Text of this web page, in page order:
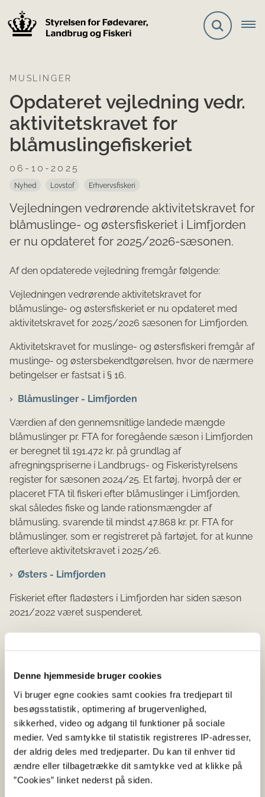
Denne hjemmeside bruger cookies
Vi bruger egne cookies samt cookies fra tredjepart til
besøgsstatistik, optimering af brugervenlighed,
sikkerhed, video og adgang til funktioner på sociale
medier. Ved samtykke til statistik registreres IP-adresser,
der aldrig deles med tredjeparter. Du kan til enhver tid
ændre eller tilbagetrække dit samtykke ved at klikke på
”Cookies” linket nederst på siden.
MUSLINGER
Opdateret vejledning vedr.
aktivitetskravet for
blåmuslingefiskeriet
06-10-2025
Nyhed Lovstof Erhvervsfiskeri
Vejledningen vedrørende aktivitetskravet for
blåmuslinge- og østersfiskeriet i Limfjorden
er nu opdateret for 2025/2026-sæsonen.
Af den opdaterede vejledning fremgår følgende:
Vejledningen vedrørende aktivitetskravet for
blåmuslinge- og østersfiskeriet er nu opdateret med
aktivitetskravet for 2025/2026 sæsonen for Limfjorden.
Aktivitetskravet for muslinge- og østersfiskeri fremgår af
muslinge- og østersbekendtgørelsen, hvor de nærmere
betingelser er fastsat i § 16.
Blåmuslinger - Limfjorden
Værdien af den gennemsnitlige landede mængde
blåmuslinger pr. FTA for foregående sæson i Limfjorden
er beregnet til 191.472 kr. på grundlag af
afregningspriserne i Landbrugs- og Fiskeristyrelsens
register for sæsonen 2024/25. Et fartøj, hvorpå der er
placeret FTA til ﬁskeri efter blåmuslinger i Limfjorden,
skal således ﬁske og lande rationsmængder af
blåmusling, svarende til mindst 47.868 kr. pr. FTA for
blåmuslinger, som er registreret på fartøjet, for at kunne
efterleve aktivitetskravet i 2025/26.
Østers - Limfjorden
Fiskeriet efter fladøsters i Limfjorden har siden sæson
2021/2022 været suspenderet.
blåmuslinge- og østersfiskeriet – Landbrugs- og
Fiskeristyrelsen
Læs mere i Bekendtgørelse nr. 2298 af 3. december
2021 Muslinge- og østersbekendtgørelsen
(retsinformation.dk)